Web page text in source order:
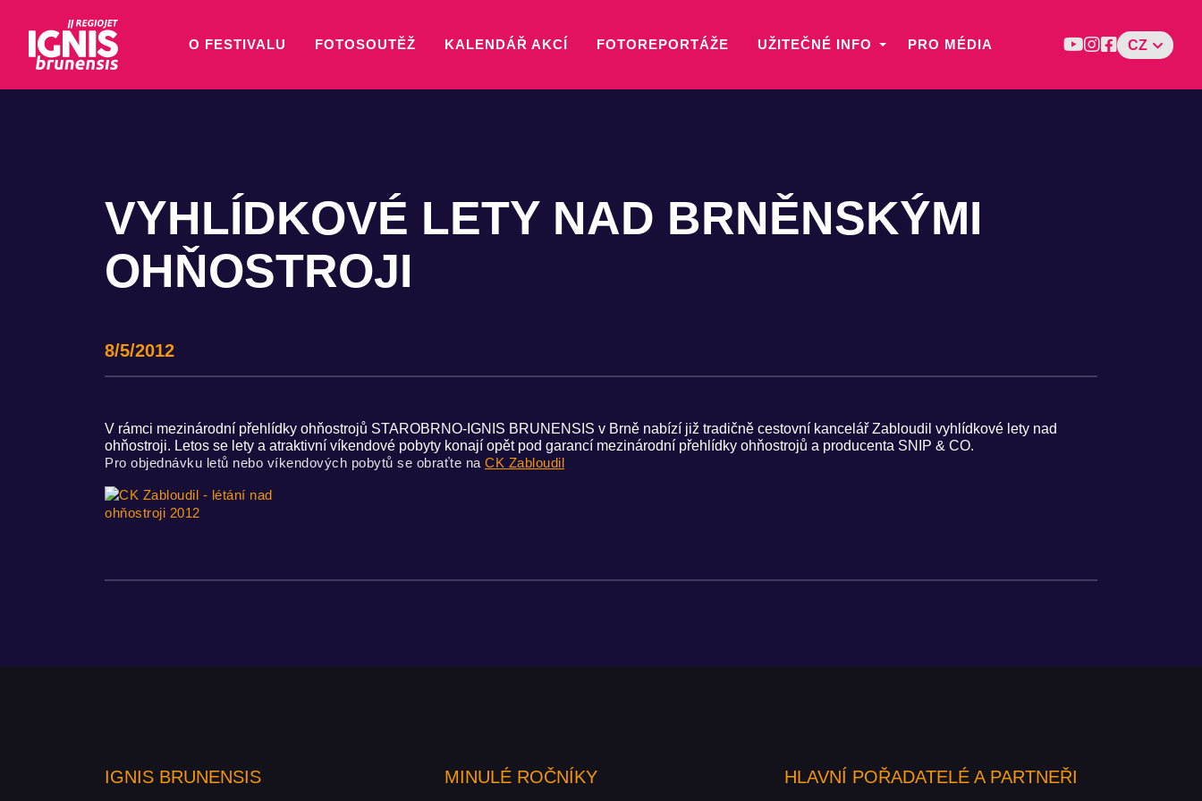
O FESTIVALU FOTOSOUTĚŽ KALENDÁŘ AKCÍ FOTOREPORTÁŽE UŽITEČNÉ INFO PRO MÉDIA CZ
VYHLÍDKOVÉ LETY NAD BRNĚNSKÝMI
OHŇOSTROJI
8/5/2012
V rámci mezinárodní přehlídky ohňostrojů STAROBRNO-IGNIS BRUNENSIS v Brně nabízí již tradičně cestovní kancelář Zabloudil vyhlídkové lety nad
ohňostroji. Letos se lety a atraktivní víkendové pobyty konají opět pod garancí mezinárodní přehlídky ohňostrojů a producenta SNIP & CO.
Pro objednávku letů nebo víkendových pobytů se obraťte na CK Zabloudil
IGNIS BRUNENSIS MINULÉ ROČNÍKY HLAVNÍ POŘADATELÉ A PARTNEŘI